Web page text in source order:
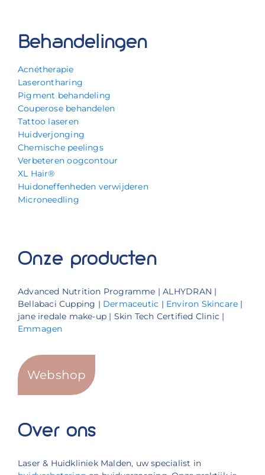
Behandelingen
Acnétherapie
Laserontharing
Pigment behandeling
Couperose behandelen
Tattoo laseren
Huidverjonging
Chemische peelings
Verbeteren oogcontour
XL Hair®
Huidoneffenheden verwijderen
Microneedling
Onze producten
Advanced Nutrition Programme | ALHYDRAN |
Bellabaci Cupping | Dermaceutic | Environ Skincare |
jane iredale make-up | Skin Tech Certified Clinic |
Emmagen
Webshop
Over ons
Laser & Huidkliniek Malden, uw specialist in